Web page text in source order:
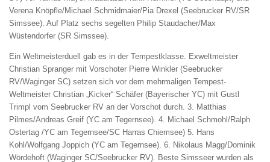
Verena Knöpfle/Michael Schmidmaier/Pia Drexel (Seebrucker RV/SR
Simssee). Auf Platz sechs segelten Philip Staudacher/Max
Wüstendorfer (SR Simssee).
Ein Weltmeisterduell gab es in der Tempestklasse. Exweltmeister
Christian Spranger mit Vorschoter Pierre Winkler (Seebrucker
RV/Waginger SC) setzen sich vor dem mehrmaligen Tempest-
Weltmeister Christian „Kicker“ Schäfer (Bayerischer YC) mit Gustl
Trimpl vom Seebrucker RV an der Vorschot durch. 3. Matthias
Pilmes/Andreas Greif (YC am Tegernsee). 4. Michael Schmohl/Ralph
Ostertag /YC am Tegernsee/SC Harras Chiemsee) 5. Hans
Kohl/Wolfgang Joppich (YC am Tegernsee). 6. Nikolaus Magg/Dominik
Wördehoft (Waginger SC/Seebrucker RV). Beste Simsseer wurden als